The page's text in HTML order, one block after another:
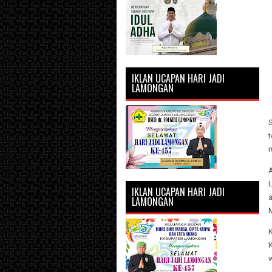
IKLAN UCAPAN HARI JADI
LAMONGAN
IKLAN UCAPAN HARI JADI
LAMONGAN